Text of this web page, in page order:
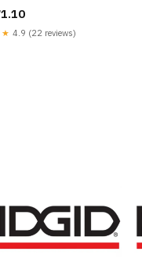
4.9 (22 reviews)